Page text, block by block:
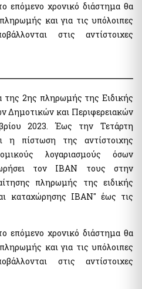
and Digital Signatures
"Search for identification
"Personal data (myInfo) for
electronic application
Consular Authorities"
list
of Mobile Telephony
(Mi.D.A.Te.)
επόμενο χρονικό διάστημα θα
και για τις υπόλοιπες
στις αντίστοιχες
της 2ης πληρωμής της Ειδικής
Δημοτικών και Περιφερειακών
2023. Έως την Τετάρτη
η πίστωση της αντίστοιχης
λογαριασμούς όσων
τον ΙΒΑΝ τους στην
πληρωμής της ειδικής
καταχώρησης ΙΒΑΝ" έως τις
επόμενο χρονικό διάστημα θα
και για τις υπόλοιπες
στις αντίστοιχες